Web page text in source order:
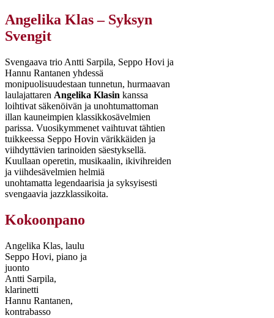
Angelika Klas – Syksyn
Svengit
Svengaava trio Antti Sarpila, Seppo Hovi ja
Hannu Rantanen yhdessä
monipuolisuudestaan tunnetun, hurmaavan
laulajattaren Angelika Klasin kanssa
loihtivat säkenöivän ja unohtumattoman
illan kauneimpien klassikkosävelmien
parissa. Vuosikymmenet vaihtuvat tähtien
tuikkeessa Seppo Hovin värikkäiden ja
viihdyttävien tarinoiden säestyksellä.
Kuullaan operetin, musikaalin, ikivihreiden
ja viihdesävelmien helmiä
unohtamatta legendaarisia ja syksyisesti
svengaavia jazzklassikoita.
Kokoonpano
Angelika Klas, laulu
Seppo Hovi, piano ja
juonto
Antti Sarpila,
klarinetti
Hannu Rantanen,
kontrabasso